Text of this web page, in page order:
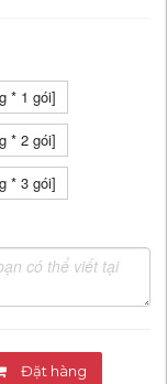
* 1 gói]
* 2 gói]
* 3 gói]
Đặt hàng